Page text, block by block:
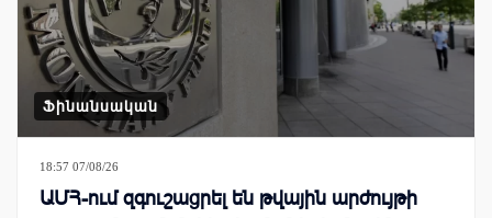
Ֆինանսական
18:57 07/08/26
ԱՄՀ-ում զգուշացրել են թվային արժույթի